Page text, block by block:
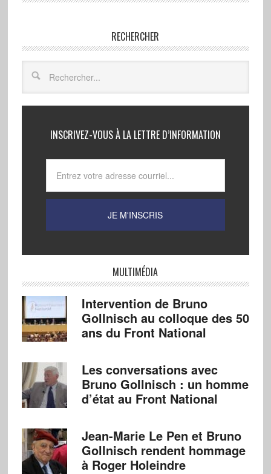
RECHERCHER
INSCRIVEZ-VOUS À LA LETTRE D’INFORMATION
MULTIMÉDIA
Intervention de Bruno
Gollnisch au colloque des 50
ans du Front National
Les conversations avec
Bruno Gollnisch : un homme
d’état au Front National
Jean-Marie Le Pen et Bruno
Gollnisch rendent hommage
à Roger Holeindre